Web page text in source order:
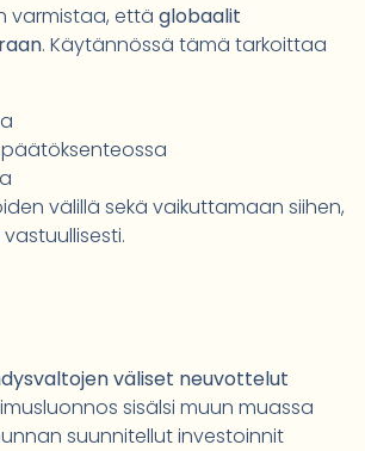
varmistaa, että globaalit
. Käytännössä tämä tarkoittaa
välillä sekä vaikuttamaan siihen,
väliset neuvottelut
sisälsi muun muassa
suunnitellut investoinnit